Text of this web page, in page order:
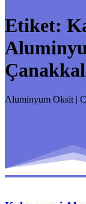
Etiket:
Aluminyum Oksit |